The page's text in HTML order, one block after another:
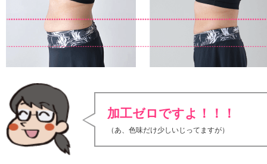
加工ゼロですよ！！！
（あ、色味だけ少しいじってますが）